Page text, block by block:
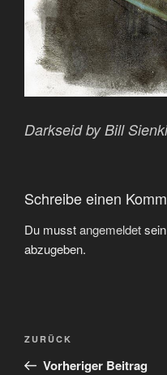
Darkseid by Bill
Schreibe einen
Du musstangemeldet
abzugeben.
Beitragsnavigation
Vorheriger
Beitrag
ZURÜCK
Vorheriger Beitrag